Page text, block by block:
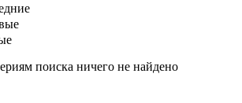
поиска ничего не найдено